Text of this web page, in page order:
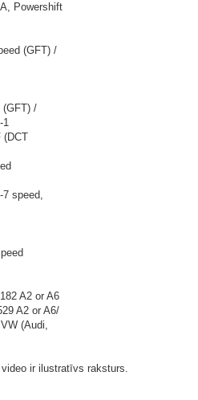
Powershift
(GFT) /
(GFT) /
1
(DCT
7 speed,
A2 or A6
A2 or A6/
(Audi,
ir ilustratīvs raksturs.